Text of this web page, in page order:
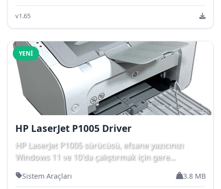
v1.65
YENI
HP LaserJet P1005 Driver
HP LaserJet P1005 sürücüsü, efsane yazıcınızı
Windows 11 ve 10'da çalıştırmak için gere...
Sistem Araçları 3.8 MB